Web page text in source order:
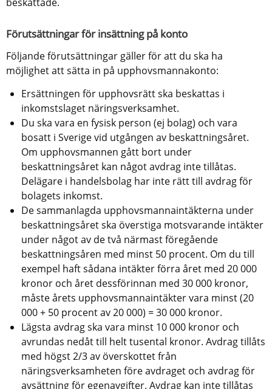
Förutsättningar för insättning på konto
Följande förutsättningar gäller för att du ska ha
möjlighet att sätta in på upphovsmannakonto:
Ersättningen för upphovsrätt ska beskattas i
inkomstslaget näringsverksamhet.
Du ska vara en fysisk person (ej bolag) och vara
bosatt i Sverige vid utgången av beskattningsåret.
Om upphovsmannen gått bort under
beskattningsåret kan något avdrag inte tillåtas.
Delägare i handelsbolag har inte rätt till avdrag för
bolagets inkomst.
De sammanlagda upphovsmannaintäkterna under
beskattningsåret ska överstiga motsvarande intäkter
under något av de två närmast föregående
beskattningsåren med minst 50 procent. Om du till
exempel haft sådana intäkter förra året med 20 000
kronor och året dessförinnan med 30 000 kronor,
måste årets upphovsmannaintäkter vara minst (20
000 + 50 procent av 20 000) = 30 000 kronor.
Lägsta avdrag ska vara minst 10 000 kronor och
avrundas nedåt till helt tusental kronor. Avdrag tillåts
med högst 2/3 av överskottet från
näringsverksamheten före avdraget och avdrag för
avsättning för egenavgifter. Avdrag kan inte tillåtas